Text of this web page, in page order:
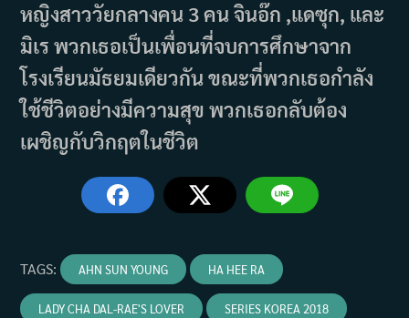
หญิงสาววัยกลางคน 3 คน จินอ๊ก ,แดซุก, และ
มิเร พวกเธอเป็นเพื่อนที่จบการศึกษาจาก
โรงเรียนมัธยมเดียวกัน ขณะที่พวกเธอกำลัง
ใช้ชีวิตอย่างมีความสุข พวกเธอกลับต้อง
เผชิญกับวิกฤตในชีวิต
TAGS: AHN SUN YOUNG HA HEE RA
LADY CHA DAL-RAE'S LOVER SERIES KOREA 2018